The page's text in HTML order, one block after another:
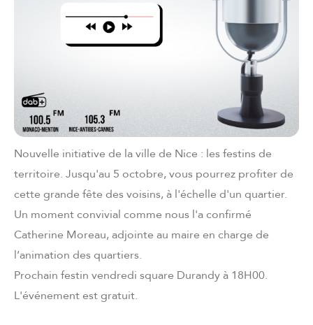
Nouvelle initiative de la ville de Nice : les festins de
territoire. Jusqu'au 5 octobre, vous pourrez profiter de
cette grande fête des voisins, à l'échelle d'un quartier.
Un moment convivial comme nous l'a confirmé
Catherine Moreau, adjointe au maire en charge de
l’animation des quartiers.
Prochain festin vendredi square Durandy à 18H00.
L'événement est gratuit.